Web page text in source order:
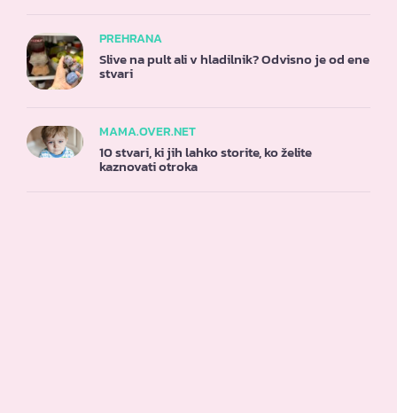
PREHRANA
Slive na pult ali v hladilnik? Odvisno je od ene
stvari
MAMA.OVER.NET
10 stvari, ki jih lahko storite, ko želite
kaznovati otroka